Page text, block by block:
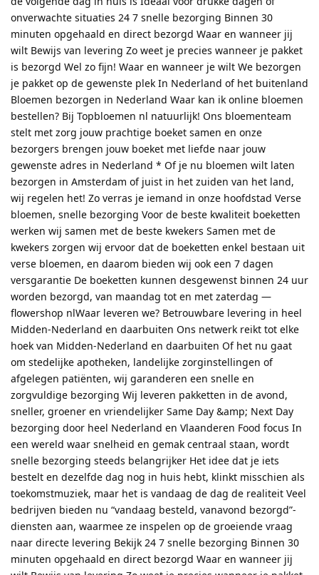
onverwachte situaties 24 7 snelle bezorging Binnen 30
minuten opgehaald en direct bezorgd Waar en wanneer jij
wilt Bewijs van levering Zo weet je precies wanneer je pakket
is bezorgd Wel zo fijn! Waar en wanneer je wilt We bezorgen
je pakket op de gewenste plek In Nederland of het buitenland
Bloemen bezorgen in Nederland Waar kan ik online bloemen
bestellen? Bij Topbloemen nl natuurlijk! Ons bloementeam
stelt met zorg jouw prachtige boeket samen en onze
bezorgers brengen jouw boeket met liefde naar jouw
gewenste adres in Nederland * Of je nu bloemen wilt laten
bezorgen in Amsterdam of juist in het zuiden van het land,
wij regelen het! Zo verras je iemand in onze hoofdstad Verse
bloemen, snelle bezorging Voor de beste kwaliteit boeketten
werken wij samen met de beste kwekers Samen met de
kwekers zorgen wij ervoor dat de boeketten enkel bestaan uit
verse bloemen, en daarom bieden wij ook een 7 dagen
versgarantie De boeketten kunnen desgewenst binnen 24 uur
worden bezorgd, van maandag tot en met zaterdag —
flowershop nlWaar leveren we? Betrouwbare levering in heel
Midden-Nederland en daarbuiten Ons netwerk reikt tot elke
hoek van Midden-Nederland en daarbuiten Of het nu gaat
om stedelijke apotheken, landelijke zorginstellingen of
afgelegen patiënten, wij garanderen een snelle en
zorgvuldige bezorging Wij leveren pakketten in de avond,
sneller, groener en vriendelijker Same Day &amp; Next Day
bezorging door heel Nederland en Vlaanderen Food focus In
een wereld waar snelheid en gemak centraal staan, wordt
snelle bezorging steeds belangrijker Het idee dat je iets
bestelt en dezelfde dag nog in huis hebt, klinkt misschien als
toekomstmuziek, maar het is vandaag de dag de realiteit Veel
bedrijven bieden nu “vandaag besteld, vanavond bezorgd”-
diensten aan, waarmee ze inspelen op de groeiende vraag
naar directe levering Bekijk 24 7 snelle bezorging Binnen 30
minuten opgehaald en direct bezorgd Waar en wanneer jij